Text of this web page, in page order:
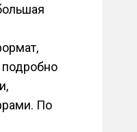
подробно
По